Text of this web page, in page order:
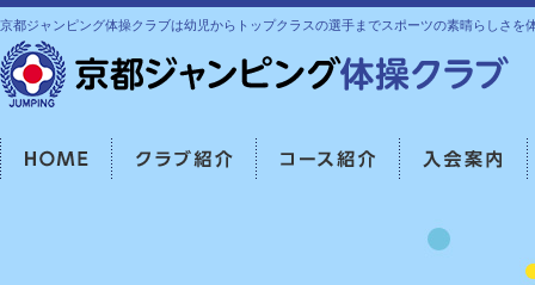
京都ジャンピング体操クラブは幼児からトップクラスの選手までスポーツの素晴らしさを
HOME クラブ紹介 コース紹介